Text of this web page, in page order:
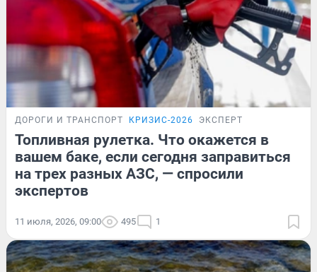
ДОРОГИ И ТРАНСПОРТ КРИЗИС-2026 ЭКСПЕРТ
Топливная рулетка. Что окажется в
вашем баке, если сегодня заправиться
на трех разных АЗС, — спросили
экспертов
11 июля, 2026, 09:00 495 1